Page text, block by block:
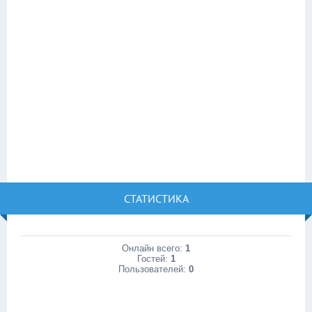
СТАТИСТИКА
Онлайн всего: 1
Гостей: 1
Пользователей: 0